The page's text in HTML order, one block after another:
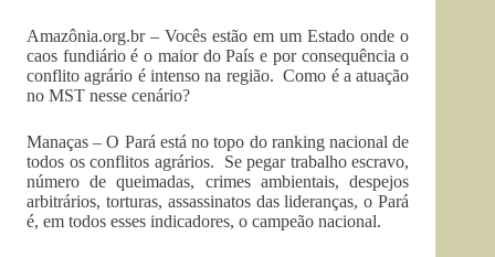
Amazônia.org.br – Vocês estão em um Estado onde o
caos fundiário é o maior do País e por consequência o
conflito agrário é intenso na região. Como é a atuação
no MST nesse cenário?
Manaças – O Pará está no topo do ranking nacional de
todos os conflitos agrários. Se pegar trabalho escravo,
número de queimadas, crimes ambientais, despejos
arbitrários, torturas, assassinatos das lideranças, o Pará
é, em todos esses indicadores, o campeão nacional.